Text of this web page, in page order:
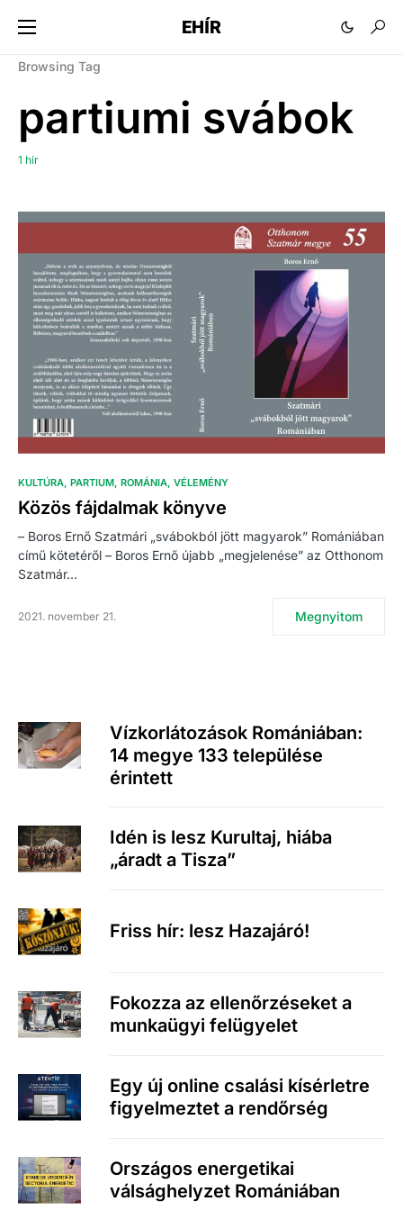
EHÍR
Browsing Tag
partiumi svábok
1 hír
KULTÚRA PARTIUM ROMÁNIA VÉLEMÉNY
Közös fájdalmak könyve
– Boros Ernő Szatmári „svábokból jött magyarok” Romániában
című kötetéről – Boros Ernő újabb „megjelenése” az Otthonom
Szatmár…
2021. november 21. Megnyitom
Vízkorlátozások Romániában:
14 megye 133 települése
érintett
Idén is lesz Kurultaj, hiába
„áradt a Tisza”
Friss hír: lesz Hazajáró!
Fokozza az ellenőrzéseket a
munkaügyi felügyelet
Egy új online csalási kísérletre
figyelmeztet a rendőrség
Országos energetikai
válsághelyzet Romániában